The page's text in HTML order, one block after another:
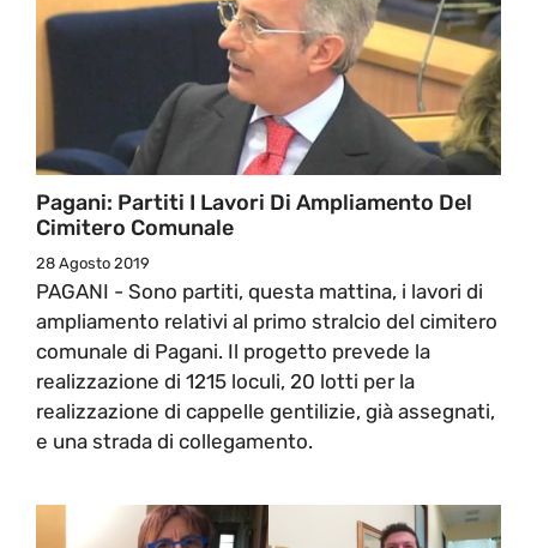
Pagani: Partiti I Lavori Di Ampliamento Del
Cimitero Comunale
28 Agosto 2019
PAGANI - Sono partiti, questa mattina, i lavori di
ampliamento relativi al primo stralcio del cimitero
comunale di Pagani. Il progetto prevede la
realizzazione di 1215 loculi, 20 lotti per la
realizzazione di cappelle gentilizie, già assegnati,
e una strada di collegamento.